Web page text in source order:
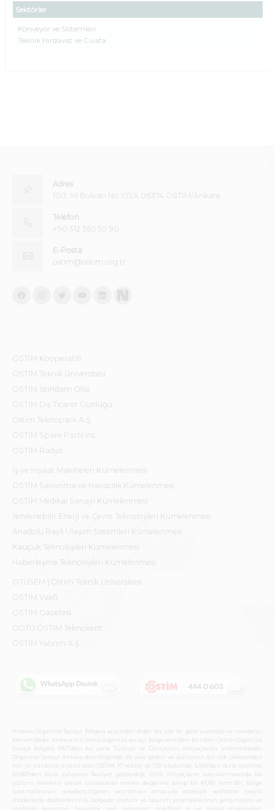
Sektörler
Konveyör ve Sistemleri
Teknik Hırdavat ve Cıvata
Adres
100. Yıl Bulvarı No:101/A 06374 OSTİM/Ankara
Telefon
+90 312 385 50 90
E-Posta
ostim@ostim.org.tr
OSTİM Kooperatifi
OSTİM Teknik Üniversitesi
OSTİM İstihdam Ofisi
OSTİM Dış Ticaret Günlüğü
Ostim Teknopark A.Ş.
OSTİM Spare Parts Inc.
OSTİM Radyo
İş ve İnşaat Makineleri Kümelenmesi
OSTİM Savunma ve Havacılık Kümelenmesi
OSTİM Medikal Sanayi Kümelenmesi
Yenilenebilir Enerji ve Çevre Teknolojileri Kümelenmesi
Anadolu Raylı Ulaşım Sistemleri Kümelenmesi
Kauçuk Teknolojileri Kümelenmesi
Haberleşme Teknolojileri Kümelenmesi
OTÜSEM | Ostim Teknik Üniversitesi
OSTİM Vakfı
OSTİM Gazetesi
ODTÜ OSTİM Teknokent
OSTİM Yatırım A.Ş.
Ankara Organize Sanayi Bölgesi açısından diğer bir çok ile göre avantajlı ve rekabetçi
konumdadır. Ankara’nın öncü organize sanayi bölgelerinden biri olan Ostim Organize
Sanayi Bölgesi 1967’den bu yana Türkiye ve Dünya’nın ihtiyaçlarını üretmektedir.
Organize Sanayi Ankara denildiğinde ilk akla gelen ve dünyanın bir çok ülkesinden
her yıl yüzlerce ziyaret alan OSTİM, 17 sektör ve 139 işkolunda, 6.500’den fazla işletme,
65.000’den fazla çalışanın faaliyet gösterdiği, milli ihtiyaçların karşılanmasında bir
çözüm merkezi olarak uluslararası marka değerine sahip bir KOBİ kentidir. Bölge
işletmelerinin rekabetçiliğinin artırılması amacıyla stratejik sektörler çeşitli
modellerle desteklenmiş, bölgede üretim ve tasarım yeteneklerinin gelişmesini ve
özellikle savunma, havacılık, raylı sistemler, medikal, iş ve inşaat makineleri,